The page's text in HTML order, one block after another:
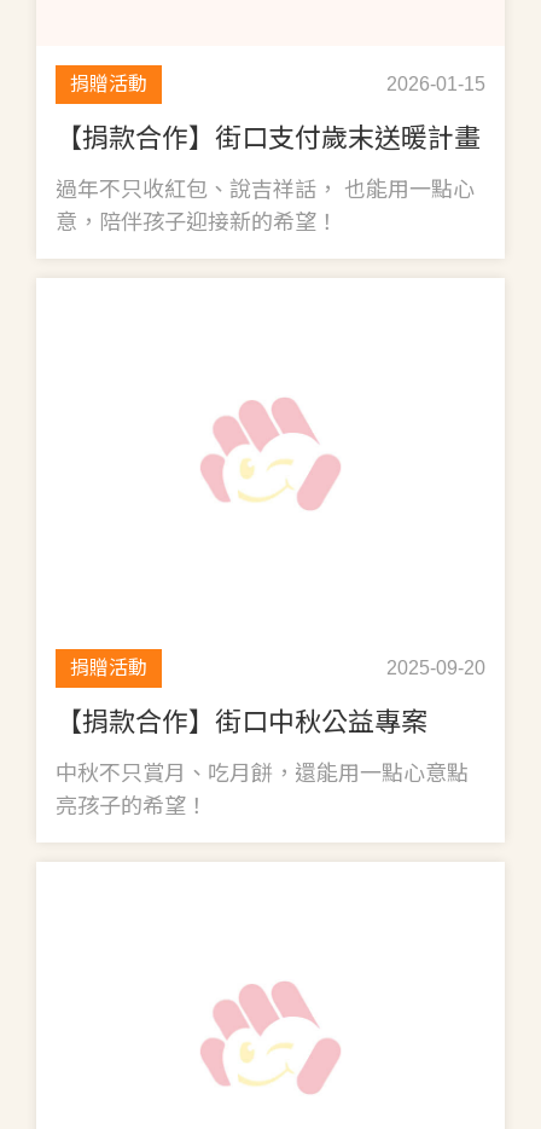
捐贈活動 2026-01-15
【捐款合作】街口支付歲末送暖計畫
過年不只收紅包、說吉祥話， 也能用一點心
意，陪伴孩子迎接新的希望！
捐贈活動 2025-09-20
【捐款合作】街口中秋公益專案
中秋不只賞月、吃月餅，還能用一點心意點
亮孩子的希望！